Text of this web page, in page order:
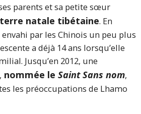
parents et sa petite sœur
natale tibétaine. En
par les Chinois un peu plus
a déjà 14 ans lorsqu’elle
Jusqu’en 2012, une
nommée le Saint Sans nom,
les préoccupations de Lhamo